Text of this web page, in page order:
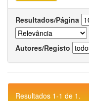
Resultados/Página
Autores/Registo
Resultados 1-1 de 1.